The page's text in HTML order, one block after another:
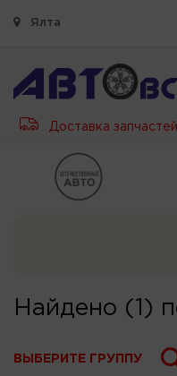
Ялта
Доставка
Найдено (1)
ВЫБЕРИТЕ ГРУППУ